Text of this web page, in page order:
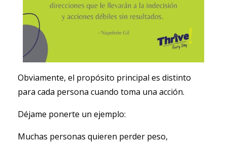
Obviamente, el propósito principal es distinto
para cada persona cuando toma una acción.
Déjame ponerte un ejemplo:
Muchas personas quieren perder peso,